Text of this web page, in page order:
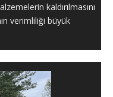
kaldırılmasını
verimliliği büyük